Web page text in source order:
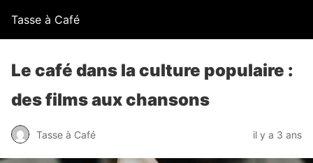
Tasse à Café
Le café dans la culture populaire :
des films aux chansons
Tasse à Café il y a 3 ans